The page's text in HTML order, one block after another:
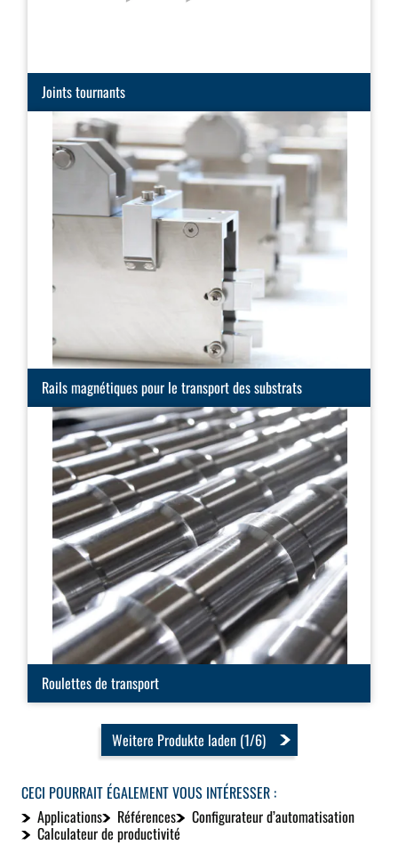
Joints tournants
Rails magnétiques pour le transport des substrats
Roulettes de transport
Weitere Produkte laden (1/6)
CECI POURRAIT ÉGALEMENT VOUS INTÉRESSER :
Applications
Références Configurateur d’automatisation
Calculateur de productivité